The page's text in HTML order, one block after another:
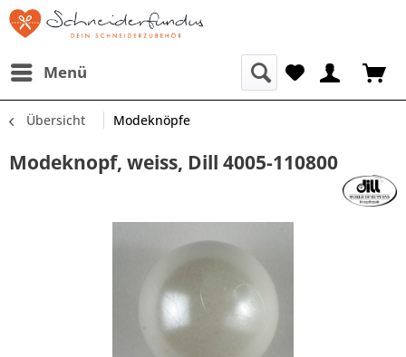
Menü
Übersicht Modeknöpfe
Modeknopf, weiss, Dill 4005-110800